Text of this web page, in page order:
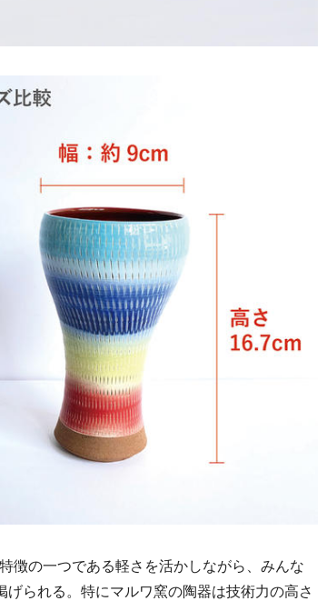
徴の一つである軽さを活かしながら、みんな
られる。特にマルワ窯の陶器は技術力の高さ